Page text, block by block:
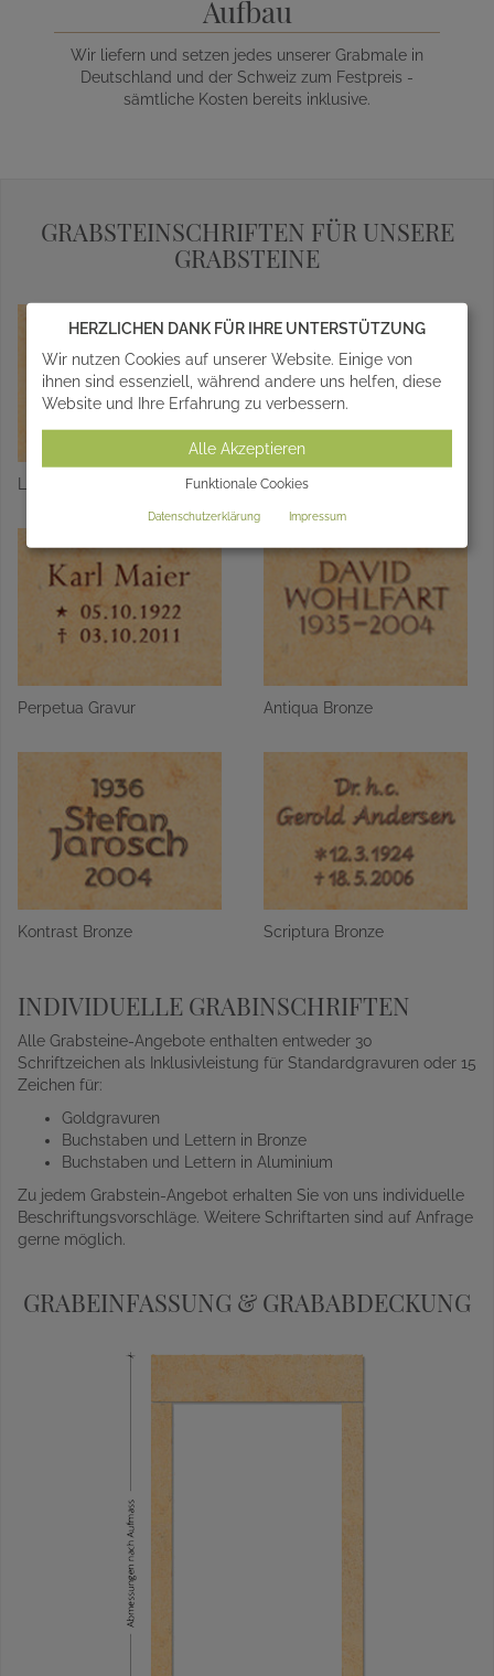
Aufbau
Wir liefern und setzen jedes unserer Grabmale in
Deutschland und der Schweiz zum Festpreis -
sämtliche Kosten bereits inklusive.
GRABSTEINSCHRIFTEN FÜR UNSERE
GRABSTEINE
Edwardian Gravur
Perpetua Gravur Antiqua Bronze
Kontrast Bronze Scriptura Bronze
INDIVIDUELLE GRABINSCHRIFTEN
Alle Grabsteine-Angebote enthalten entweder 30
Schriftzeichen als Inklusivleistung für Standardgravuren oder 15
Zeichen für:
Goldgravuren
Buchstaben und Lettern in Bronze
Buchstaben und Lettern in Aluminium
Zu jedem Grabstein-Angebot erhalten Sie von uns individuelle
Beschriftungsvorschläge. Weitere Schriftarten sind auf Anfrage
gerne möglich.
GRABEINFASSUNG & GRABABDECKUNG
HERZLICHEN DANK FÜR IHRE UNTERSTÜTZUNG
Wir nutzen Cookies auf unserer Website. Einige von
ihnen sind essenziell, während andere uns helfen, diese
Website und Ihre Erfahrung zu verbessern.
Alle Akzeptieren
Funktionale Cookies
Datenschutzerklärung Impressum